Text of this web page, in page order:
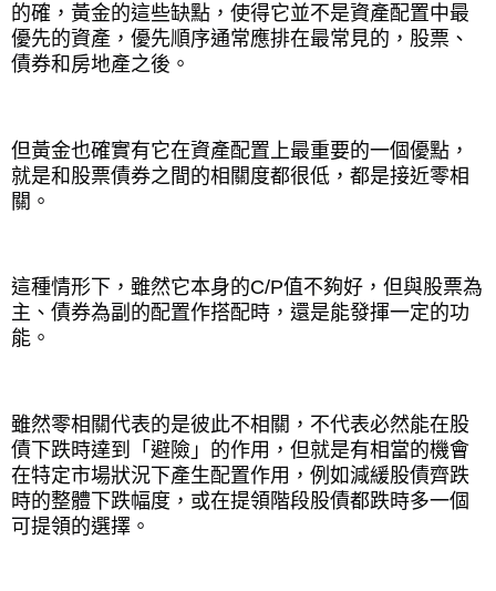
的確，黃金的這些缺點，使得它並不是資產配置中最
優先的資產，優先順序通常應排在最常見的，股票、
債券和房地產之後。
但黃金也確實有它在資產配置上最重要的一個優點，
就是和股票債券之間的相關度都很低，都是接近零相
關。
這種情形下，雖然它本身的C/P值不夠好，但與股票為
主、債券為副的配置作搭配時，還是能發揮一定的功
能。
雖然零相關代表的是彼此不相關，不代表必然能在股
債下跌時達到「避險」的作用，但就是有相當的機會
在特定市場狀況下產生配置作用，例如減緩股債齊跌
時的整體下跌幅度，或在提領階段股債都跌時多一個
可提領的選擇。